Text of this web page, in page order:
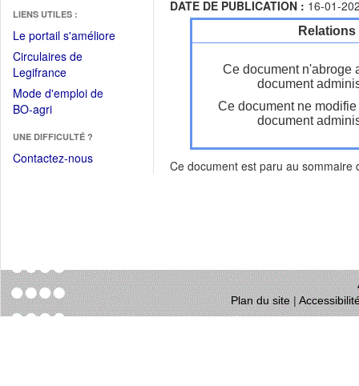
LIENS UTILES :
Le portail s'améliore(Fichier
Circulaires de
Legifrance(Ouvrir
dans
une
fenêtre)
Mode d'emploi de
BO-agri(Ouvrir
une
nouvelle
UNE DIFFICULTÉ ?
Contactez-nous
DATE DE PUBLICATION : 16-01-
Ce document n'abroge
document
Ce document ne
document
Ce document est paru au sommaire
Plan du site|